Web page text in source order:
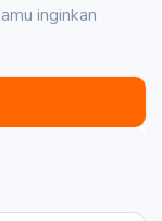
inginkan